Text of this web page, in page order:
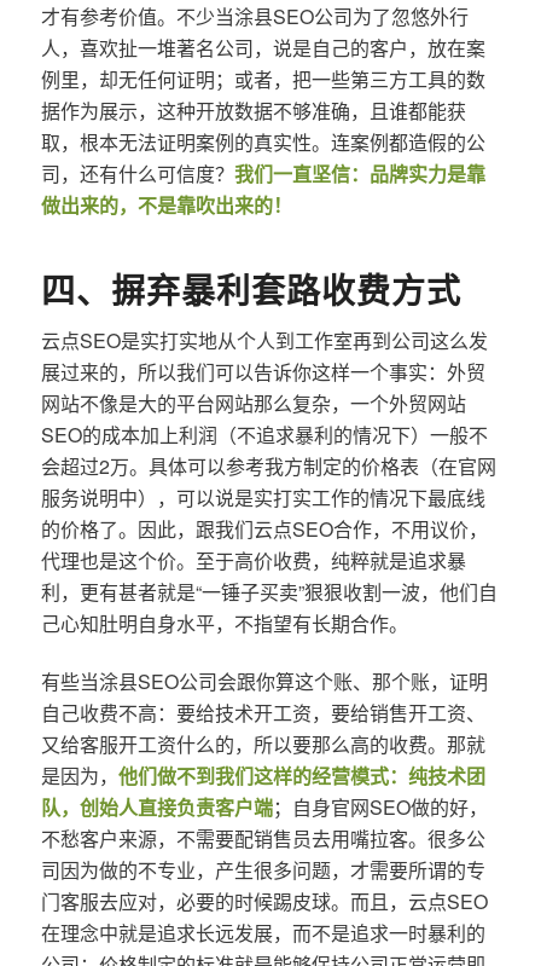
才有参考价值。不少当涂县SEO公司为了忽悠外行
人，喜欢扯一堆著名公司，说是自己的客户，放在案
例里，却无任何证明；或者，把一些第三方工具的数
据作为展示，这种开放数据不够准确，且谁都能获
取，根本无法证明案例的真实性。连案例都造假的公
司，还有什么可信度？ 我们一直坚信：品牌实力是靠
做出来的，不是靠吹出来的！
四、摒弃暴利套路收费方式
云点SEO是实打实地从个人到工作室再到公司这么发
展过来的，所以我们可以告诉你这样一个事实：外贸
网站不像是大的平台网站那么复杂，一个外贸网站
SEO的成本加上利润（不追求暴利的情况下）一般不
会超过2万。具体可以参考我方制定的价格表（在官网
服务说明中），可以说是实打实工作的情况下最底线
的价格了。因此，跟我们云点SEO合作，不用议价，
代理也是这个价。至于高价收费，纯粹就是追求暴
利，更有甚者就是“一锤子买卖”狠狠收割一波，他们自
己心知肚明自身水平，不指望有长期合作。
有些当涂县SEO公司会跟你算这个账、那个账，证明
自己收费不高：要给技术开工资，要给销售开工资、
又给客服开工资什么的，所以要那么高的收费。那就
是因为， 他们做不到我们这样的经营模式：纯技术团
队，创始人直接负责客户端；自身官网SEO做的好，
不愁客户来源，不需要配销售员去用嘴拉客。很多公
司因为做的不专业，产生很多问题，才需要所谓的专
门客服去应对，必要的时候踢皮球。而且，云点SEO
在理念中就是追求长远发展，而不是追求一时暴利的